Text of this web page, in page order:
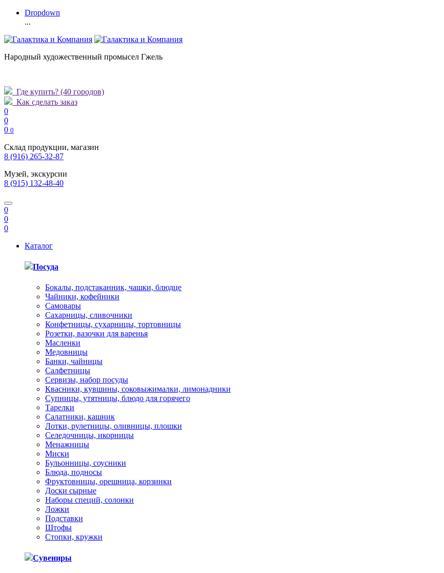
Dropdown
...
Народный художественный промысел Гжель
Где купить? (40 городов)
Как сделать заказ
0
0
0 0
Склад продукции, магазин
8 (916) 265-32-87
Музей, экскурсии
8 (915) 132-48-40
0
0
0
Каталог
Посуда
Бокалы, подстаканник, чашки, блюдце
Чайники, кофейники
Самовары
Сахарницы, сливочники
Конфетницы, сухарницы, тортовницы
Розетки, вазочки для варенья
Масленки
Медовницы
Банки, чайницы
Салфетницы
Сервизы, набор посуды
Квасники, кувшины, соковыжималки, лимонадники
Супницы, утятницы, блюдо для горячего
Тарелки
Салатники, кашник
Лотки, рулетницы, оливницы, плошки
Селедочницы, икорницы
Менажницы
Миски
Бульонницы, соусники
Блюда, подносы
Фруктовницы, орешница, корзинки
Доски сырные
Наборы специй, солонки
Ложки
Подставки
Штофы
Стопки, кружки
Сувениры